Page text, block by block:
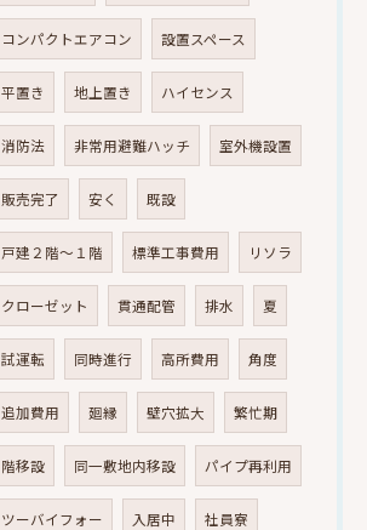
コンパクトエアコン 設置スペース
平置き 地上置き ハイセンス
消防法 非常用避難ハッチ 室外機設置
販売完了 安く 既設
戸建２階～１階 標準工事費用 リソラ
クローゼット 貫通配管 排水 夏
試運転 同時進行 高所費用 角度
追加費用 廻縁 壁穴拡大 繁忙期
階移設 同一敷地内移設 パイプ再利用
ツーバイフォー 入居中 社員寮